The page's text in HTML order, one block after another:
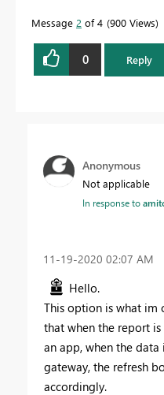
Message 2 of 4 900 Views
0 Reply
Anonymous
Not applicable
In response to
‎11-19-2020 02:07 AM
Hello.
This option is what im
that when the report
an app, when the data
gateway, the refresh
accordingly.